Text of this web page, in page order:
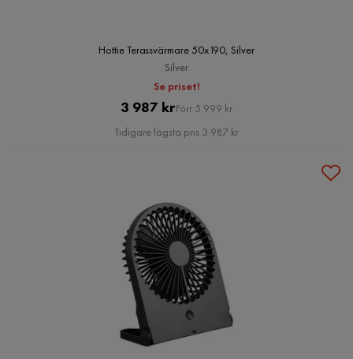
Hottie Terassvärmare 50x190, Silver
Silver
Se priset!
Pris
3 987 krOriginal
Pris
Förr 5 999 kr
Tidigare lägsta pris 3 987 kr